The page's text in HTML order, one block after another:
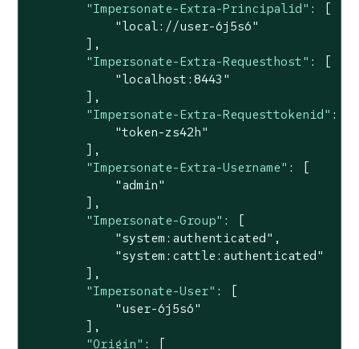
"Impersonate-Extra-Principalid" : [
"local://user-6j5s6"
        ],
"Impersonate-Extra-Requesthost" : [
"localhost:8443"
        ],
"Impersonate-Extra-Requesttokenid" : [
"token-zs42h"
        ],
"Impersonate-Extra-Username" : [
"admin"
        ],
"Impersonate-Group" : [
"system:authenticated" ,
"system:cattle:authenticated"
        ],
"Impersonate-User" : [
"user-6j5s6"
        ],
"Origin" : [